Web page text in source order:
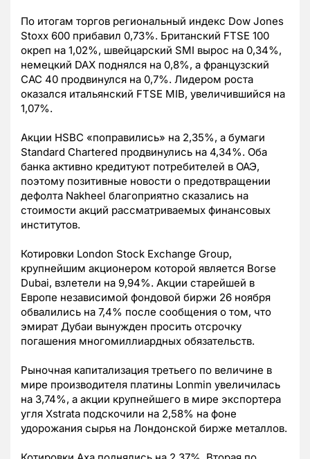
По итогам торгов региональный индекс Dow Jones
Stoxx 600 прибавил 0,73%. Британский FTSE 100
окреп на 1,02%, швейцарский SMI вырос на 0,34%,
немецкий DAX поднялся на 0,8%, а французский
CAC 40 продвинулся на 0,7%. Лидером роста
оказался итальянский FTSE MIB, увеличившийся на
1,07%.
Акции HSBC «поправились» на 2,35%, а бумаги
Standard Chartered продвинулись на 4,34%. Оба
банка активно кредитуют потребителей в ОАЭ,
поэтому позитивные новости о предотвращении
дефолта Nakheel благоприятно сказались на
стоимости акций рассматриваемых финансовых
институтов.
Котировки London Stock Exchange Group,
крупнейшим акционером которой является Borse
Dubai, взлетели на 9,94%. Акции старейшей в
Европе независимой фондовой биржи 26 ноября
обвалились на 7,4% после сообщения о том, что
эмират Дубаи вынужден просить отсрочку
погашения многомиллиардных обязательств.
Рыночная капитализация третьего по величине в
мире производителя платины Lonmin увеличилась
на 3,74%, а акции крупнейшего в мире экспортера
угля Xstrata подскочили на 2,58% на фоне
удорожания сырья на Лондонской бирже металлов.